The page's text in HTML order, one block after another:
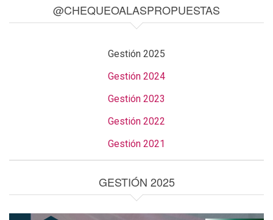
@CHEQUEOALASPROPUESTAS
Gestión 2025
Gestión 2024
Gestión 2023
Gestión 2022
Gestión 2021
GESTIÓN 2025